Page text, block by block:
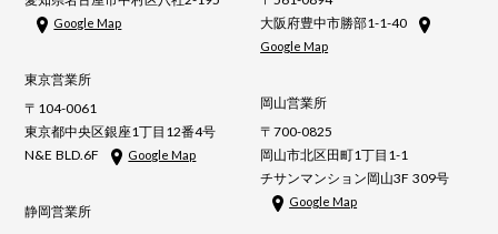
Google Map
東京営業所
〒104-0061
東京都中央区銀座1丁目12番4号
N&E BLD.6F
Google Map
静岡営業所
大阪府豊中市勝部1-1-40
Google Map
岡山営業所
〒700-0825
岡山市北区田町1丁目1-1
チサンマンション岡山3F 309号
Google Map